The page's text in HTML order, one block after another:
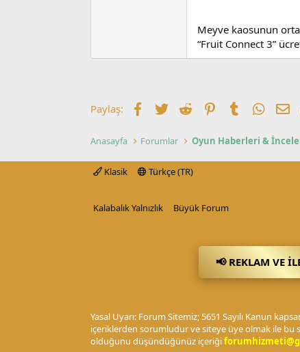
Meyve kaosunun
“Fruit Connect 3”
Paylaş: Facebook
TwitterReddit PinterestTumblr E-
Anasayfa Forumlar Oyun Haberleri &
Klasik Türkçe (TR)
Kalabalık Yalnızlık Büyük Forum
📢 REKLAM VE
Yasal Uyarı: Forum Sitemiz; 5651 Sayılı Kanun
içeriklerden sorumludur ve siteye üye olmak ile bu
olduğunu düşündüğünüz içeriği